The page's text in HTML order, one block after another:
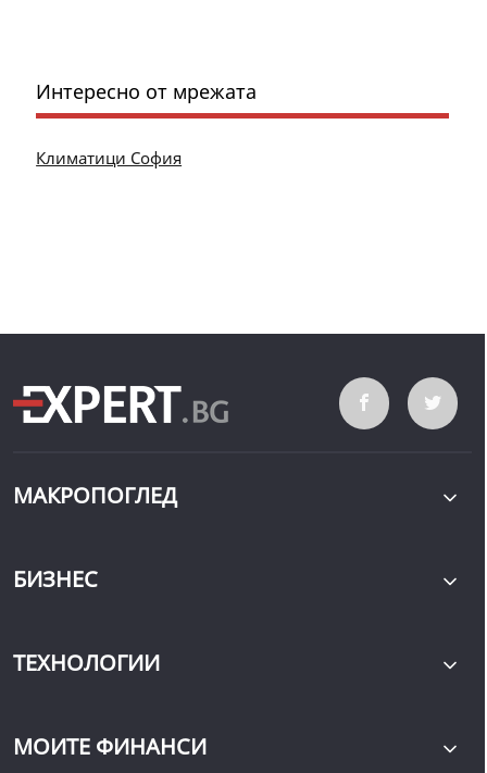
Интересно от мрежата
Климатици София
МАКРОПОГЛЕД
БИЗНЕС
ТЕХНОЛОГИИ
МОИТЕ ФИНАНСИ